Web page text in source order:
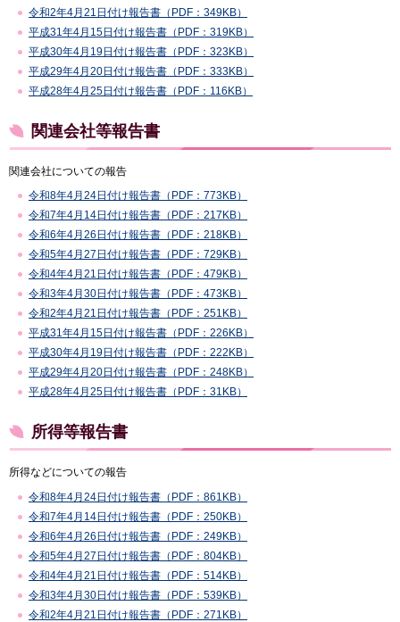
令和2年4月21日付け報告書（PDF：349KB）
平成31年4月15日付け報告書（PDF：319KB）
平成30年4月19日付け報告書（PDF：323KB）
平成29年4月20日付け報告書（PDF：333KB）
平成28年4月25日付け報告書（PDF：116KB）
関連会社等報告書
関連会社についての報告
令和8年4月24日付け報告書（PDF：773KB）
令和7年4月14日付け報告書（PDF：217KB）
令和6年4月26日付け報告書（PDF：218KB）
令和5年4月27日付け報告書（PDF：729KB）
令和4年4月21日付け報告書（PDF：479KB）
令和3年4月30日付け報告書（PDF：473KB）
令和2年4月21日付け報告書（PDF：251KB）
平成31年4月15日付け報告書（PDF：226KB）
平成30年4月19日付け報告書（PDF：222KB）
平成29年4月20日付け報告書（PDF：248KB）
平成28年4月25日付け報告書（PDF：31KB）
所得等報告書
所得などについての報告
令和8年4月24日付け報告書（PDF：861KB）
令和7年4月14日付け報告書（PDF：250KB）
令和6年4月26日付け報告書（PDF：249KB）
令和5年4月27日付け報告書（PDF：804KB）
令和4年4月21日付け報告書（PDF：514KB）
令和3年4月30日付け報告書（PDF：539KB）
令和2年4月21日付け報告書（PDF：271KB）